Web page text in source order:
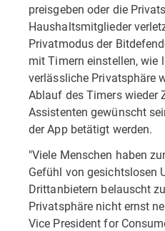
preisgeben oder die
Haushaltsmitglieder
Privatmodus der
mit Timern einstellen, wie
verlässliche Privatsphäre
Ablauf des Timers wieder
Assistenten gewünscht
der App betätigt werden.
"Viele Menschen haben
Gefühl von gesichtslosen
Drittanbietern belauscht
Privatsphäre nicht ernst
Vice President for